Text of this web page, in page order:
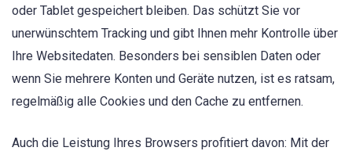
oder Tablet gespeichert bleiben. Das schützt Sie vor
unerwünschtem Tracking und gibt Ihnen mehr Kontrolle über
Ihre Websitedaten. Besonders bei sensiblen Daten oder
wenn Sie mehrere Konten und Geräte nutzen, ist es ratsam,
regelmäßig alle Cookies und den Cache zu entfernen.
Auch die Leistung Ihres Browsers profitiert davon: Mit der